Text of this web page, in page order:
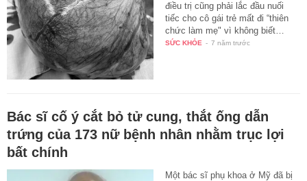
điều trị cũng phải lắc đầu nuối
tiếc cho cô gái trẻ mất đi “thiên
chức làm mẹ" vì không biết…
SỨC KHỎE - 7 năm trước
Bác sĩ cố ý cắt bỏ tử cung, thắt ống dẫn
trứng của 173 nữ bệnh nhân nhằm trục lợi
bất chính
Một bác sĩ phụ khoa ở Mỹ đã bị